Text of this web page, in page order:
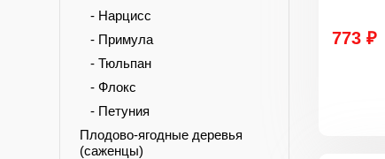
- Нарцисс
- Примула
- Тюльпан
- Флокс
- Петуния
Плодово-ягодные деревья
(саженцы)
773 ₽